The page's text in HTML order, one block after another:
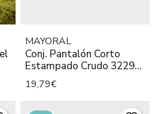
MAYORAL
Conj. Pantalón Corto
Estampado Crudo 3229
Mayoral
19,79€